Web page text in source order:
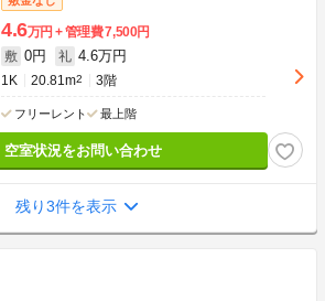
4.6万円 管理費7,500円
敷 0円 礼 4.6万円
1K 20.81m2 3階
フリーレント 最上階
空室状況をお問い合わせ
残り3件を表示